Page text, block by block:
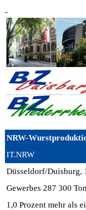
-
NRW-
IT.NRW
Düsseldorf/Duisburg,
Gewerbes 287 300
1,0 Prozent mehr als